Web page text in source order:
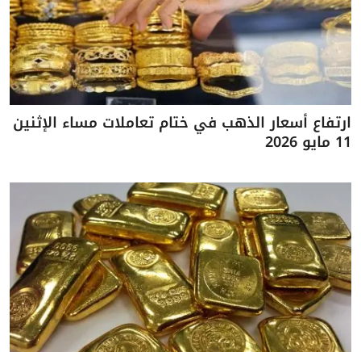
ارتفاع أسعار الذهب في ختام تعاملات مساء الإثنين
11 مايو 2026